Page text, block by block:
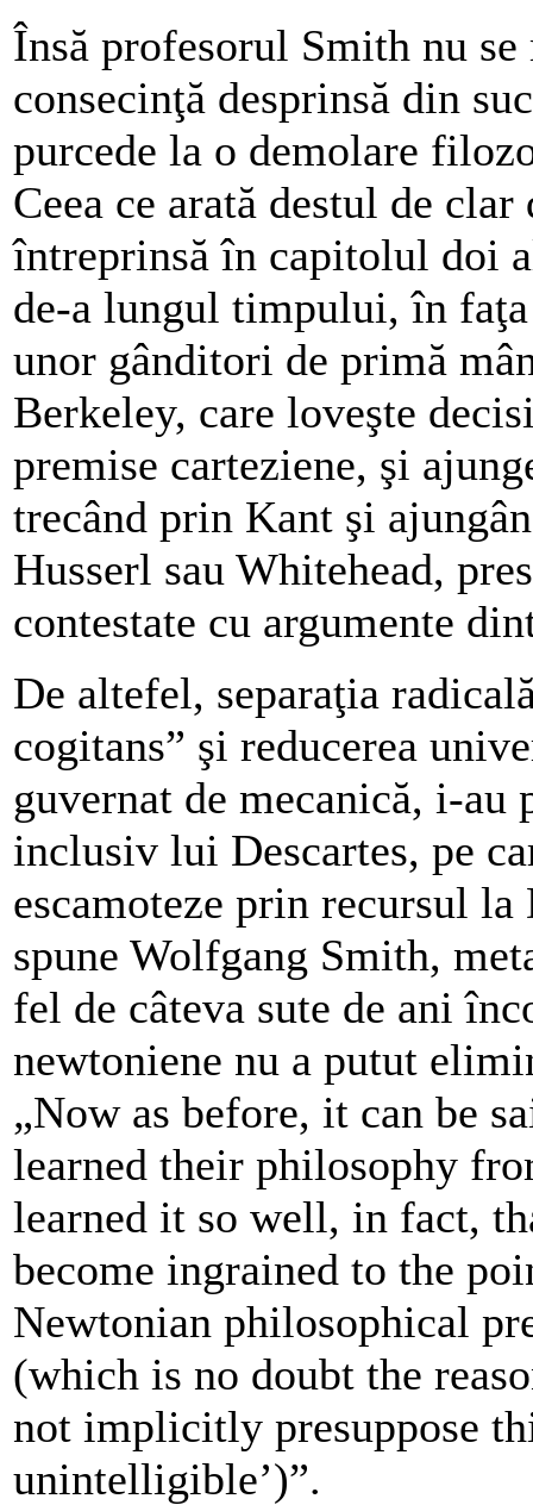
Însă profesorul Smith nu se
consecinţă desprinsă din
purcede la o demolare
Ceea ce arată destul de
întreprinsă în capitolul doi
de-a lungul timpului, în
unor gânditori de primă
Berkeley, care loveşte
premise carteziene, şi
trecând prin Kant şi
Husserl sau Whitehead,
contestate cu argumente
De altefel, separaţia
cogitans” şi reducerea
guvernat de mecanică, i-
inclusiv lui Descartes, pe
escamoteze prin recursul
spune Wolfgang Smith,
fel de câteva sute de ani
newtoniene nu a putut
„Now as before, it can be
learned their philosophy
learned it so well, in fact,
become ingrained to the
Newtonian philosophical
(which is no doubt the
not implicitly presuppose
unintelligible’)”.